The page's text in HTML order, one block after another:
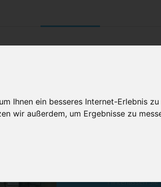
Ihnen ein besseres Internet-Erlebnis
wir außerdem, um Ergebnisse zu
Hinterlassen